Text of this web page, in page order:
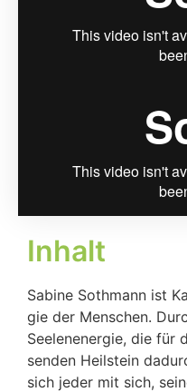
Inhalt
Sabi­ne Soth­mann ist
gie der Men­schen.
See­le­n­en­er­gie, die für
sen­den Heil­stein
sich jeder mit sich,